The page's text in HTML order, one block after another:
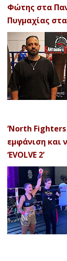
Φώτης στα
Πυγμαχίας
‘North
εμφάνιση και
‘EVOLVE 2’